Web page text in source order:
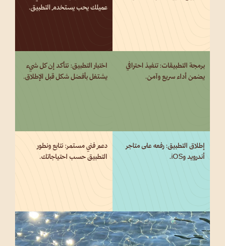
عميلك يحب يستخدم التطبيق.
برمجة التطبيقات: تنفيذ احترافي
يضمن أداء سريع وآمن.
اختبار التطبيق: نتأكد إن كل شيء
يشتغل بأفضل شكل قبل الإطلاق.
إطلاق التطبيق: رفعه على متاجر
أندرويد وiOS.
دعم فني مستمر: نتابع ونطور
التطبيق حسب احتياجاتك.